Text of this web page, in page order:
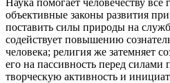
объективные законы развития
поставить силы природы на
содействует повышению
человека; религия же затемняет
его на пассивность перед силами
творческую активность и